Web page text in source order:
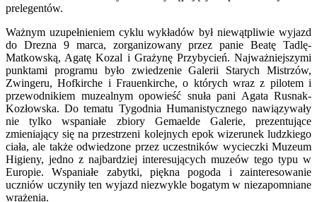
prelegentów.
Ważnym uzupełnieniem cyklu wykładów był niewątpliwie wyjazd
do Drezna 9 marca, zorganizowany przez panie Beatę Tadlę-
Matkowską, Agatę Kozal i Grażynę Przybycień. Najważniejszymi
punktami programu było zwiedzenie Galerii Starych Mistrzów,
Zwingeru, Hofkirche i Frauenkirche, o których wraz z pilotem i
przewodnikiem muzealnym opowieść snuła pani Agata Rusnak-
Kozłowska. Do tematu Tygodnia Humanistycznego nawiązywały
nie tylko wspaniałe zbiory Gemaelde Galerie, prezentujące
zmieniający się na przestrzeni kolejnych epok wizerunek ludzkiego
ciała, ale także odwiedzone przez uczestników wycieczki Muzeum
Higieny, jedno z najbardziej interesujących muzeów tego typu w
Europie. Wspaniałe zabytki, piękna pogoda i zainteresowanie
uczniów uczyniły ten wyjazd niezwykle bogatym w niezapomniane
wrażenia.